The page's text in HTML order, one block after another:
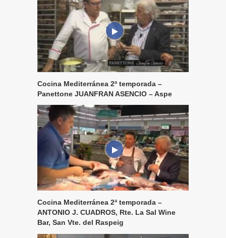
Cocina Mediterránea 2ª temporada –
Panettone JUANFRAN ASENCIO – Aspe
Cocina Mediterránea 2ª temporada –
ANTONIO J. CUADROS, Rte. La Sal Wine
Bar, San Vte. del Raspeig